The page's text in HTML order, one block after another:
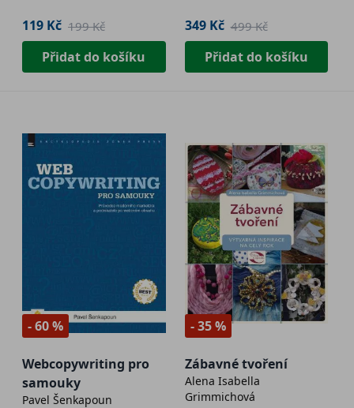
119 Kč 199 Kč
Přidat do košíku
349 Kč 499 Kč
Přidat do košíku
- 60 %
Webcopywriting pro
samouky
Pavel Šenkapoun
- 35 %
Zábavné tvoření
Alena Isabella
Grimmichová